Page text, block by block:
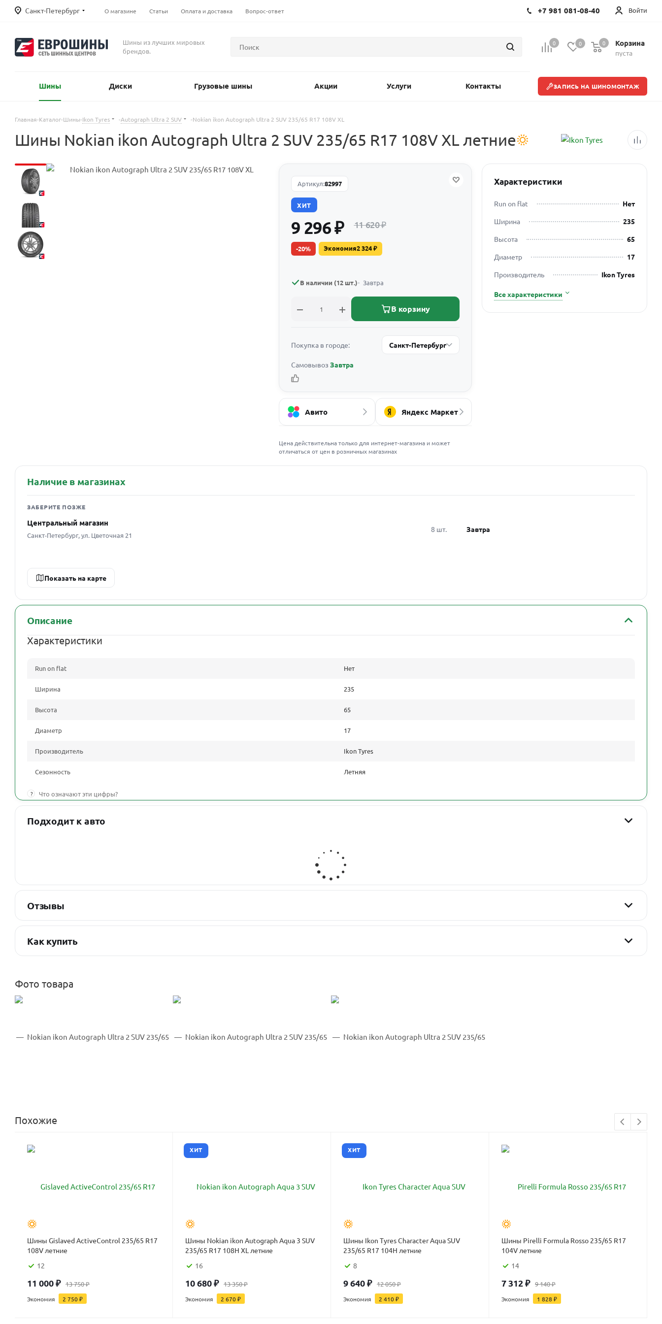
Санкт-Петербург О магазине Статьи Оплата и доставка Вопрос-ответ Войти
+7 981 081-08-40
Шины из лучших мировых
брендов.
0 0 Корзина
пуста
0
Шины Диски Грузовые шины Акции Услуги Контакты ЗАПИСЬ НА ШИНОМОНТАЖ
Главная-Каталог-Шины-Ikon Tyres -Autograph Ultra 2 SUV -Nokian ikon Autograph Ultra 2 SUV 235/65 R17 108V XL
Шины Nokian ikon Autograph Ultra 2 SUV 235/65 R17 108V XL летние
Артикул:82997
ХИТ
9 296₽ 11 620₽
-20% Экономия2 324₽
В наличии (12 шт.) Завтра
В корзину
Покупка в городе: Санкт-Петербург
СамовывозЗавтра
Авито Яндекс Маркет
Цена действительна только для интернет-магазина и может
отличаться от цен в розничных магазинах
Характеристики
Run on flat
Нет
Ширина
235
Высота
65
Диаметр
17
Производитель
Ikon Tyres
Все характеристики
Наличие в магазинах
ЗАБЕРИТЕ ПОЗЖЕ
Центральный магазин
Санкт-Петербург, ул. Цветочная 21
8 шт. Завтра
Показать на карте
Описание
Характеристики
Run on flat Нет
Ширина 235
Высота 65
Диаметр 17
Производитель Ikon Tyres
Сезонность Летняя
? Что означают эти цифры?
Подходит к авто
Отзывы
Как купить
Фото товара
Похожие
Шины Gislaved ActiveControl 235/65 R17
108V летние
12
11 000₽ 13 750₽
Экономия 2 750₽
ХИТ
Шины Nokian ikon Autograph Aqua 3 SUV
235/65 R17 108H XL летние
16
10 680₽ 13 350₽
Экономия 2 670₽
ХИТ
Шины Ikon Tyres Character Aqua SUV
235/65 R17 104H летние
8
9 640₽ 12 050₽
Экономия 2 410₽
Шины Pirelli Formula Rosso 235/65 R17
104V летние
14
7 312₽ 9 140₽
Экономия 1 828 ₽